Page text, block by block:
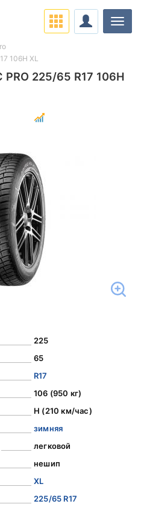
PRO 225/65 R17 106H
225
65
R17
106 (950 кг)
H (210 км/час)
зимняя
легковой
нешип
XL
225/65 R17
106H XL